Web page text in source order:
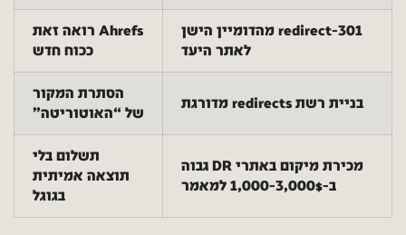
301-redirect מהדומיין הישן
לאתר היעד
Ahrefs רואה זאת
ככוח חדש
בניית רשת redirects מדורגת
הסתרת המקור
של “האוטוריטה”
מכירת מיקום באתרי DR גבוה
ב-1,000-3,000$ למאמר
תשלום בלי
תוצאה אמיתית
בגוגל